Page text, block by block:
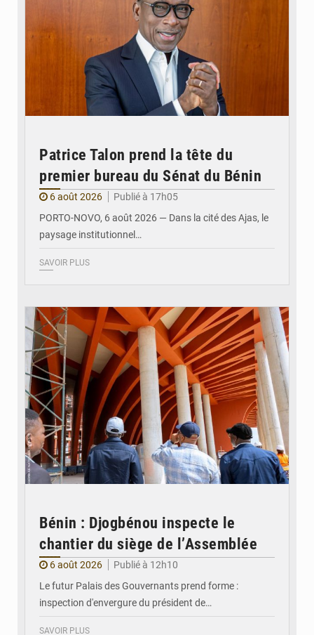
Patrice Talon prend la tête du
premier bureau du Sénat du Bénin
6 août 2026
Publié à 17h05
PORTO-NOVO, 6 août 2026 — Dans la cité des Ajas, le
paysage institutionnel…
SAVOIR PLUS
Bénin : Djogbénou inspecte le
chantier du siège de l’Assemblée
6 août 2026
Publié à 12h10
Le futur Palais des Gouvernants prend forme :
inspection d'envergure du président de…
SAVOIR PLUS